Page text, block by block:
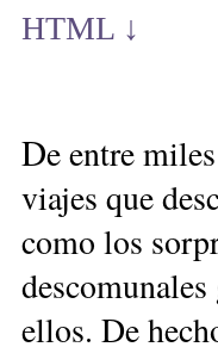
HTML ↓
De entre
viajes que
como los
ellos. De